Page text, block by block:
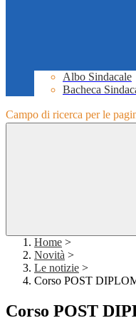
Albo Sindacale
Bacheca
Campo di ricerca per le
Home >
Novità >
Le notizie >
Corso POST
Corso POST